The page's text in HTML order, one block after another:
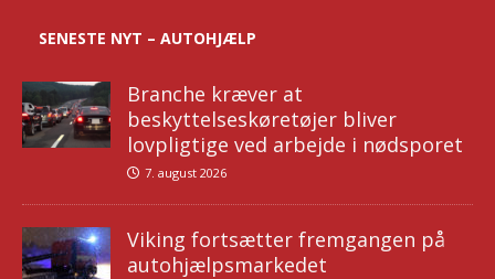
SENESTE NYT – AUTOHJÆLP
Branche kræver at
beskyttelseskøretøjer bliver
lovpligtige ved arbejde i nødsporet
7. august 2026
Viking fortsætter fremgangen på
autohjælpsmarkedet